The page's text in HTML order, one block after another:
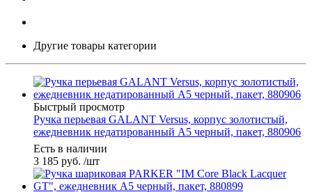
Другие товары категории
Быстрый просмотр
Ручка перьевая GALANT Versus, корпус золотистый,
ежедневник недатированный А5 черный, пакет, 880906
Есть в наличии
3 185 руб. /шт